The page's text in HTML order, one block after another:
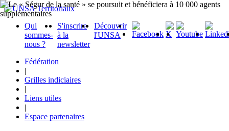
Qui
sommes-
nous ?
S'inscrire
à la
newsletter
Découvrir
l'UNSA
Fédération
|
Grilles indiciaires
|
Liens utiles
|
Espace partenaires